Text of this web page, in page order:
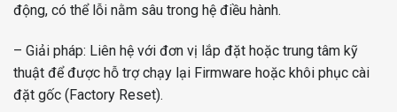
động, có thể lỗi nằm sâu trong hệ điều hành.
– Giải pháp: Liên hệ với đơn vị lắp đặt hoặc trung tâm kỹ
thuật để được hỗ trợ chạy lại Firmware hoặc khôi phục cài
đặt gốc (Factory Reset).